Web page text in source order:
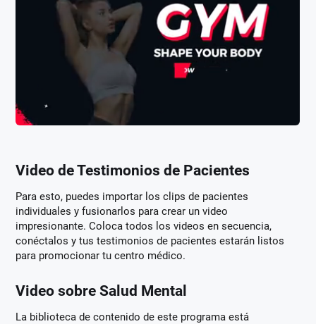
Video de Testimonios de Pacientes
Para esto, puedes importar los clips de pacientes
individuales y fusionarlos para crear un video
impresionante. Coloca todos los videos en secuencia,
conéctalos y tus testimonios de pacientes estarán listos
para promocionar tu centro médico.
Video sobre Salud Mental
La biblioteca de contenido de este programa está